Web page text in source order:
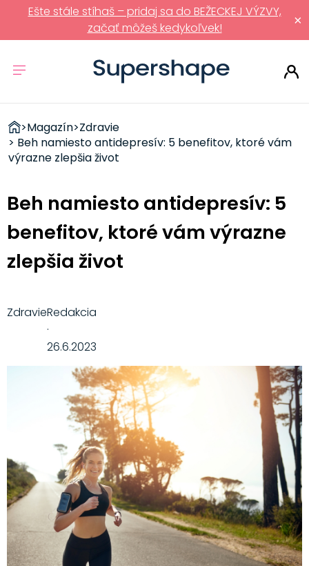
×
Ešte stále stíhaš – pridaj sa do BEŽECKEJ VÝZVY,
začať môžeš kedykoľvek!
ZDRAVÉ
RÝCHLOVKY
>Magazín>Zdravie
> Beh namiesto antidepresív: 5 benefitov, ktoré vám
výrazne zlepšia život
Beh namiesto antidepresív: 5
benefitov, ktoré vám výrazne
zlepšia život
ZdravieRedakcia
·
26.6.2023